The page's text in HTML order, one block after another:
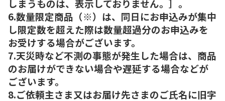
しまうものは、表示しておりません。］。
6.数量限定商品（※）は、同日にお申込みが集中
し限定数を超えた際は数量超過分のお申込みを
お受けする場合がございます。
7.天災時など不測の事態が発生した場合は、商品
のお届けができない場合や遅延する場合などが
ございます。
8.ご依頼主さま又はお届け先さまのご氏名に旧字